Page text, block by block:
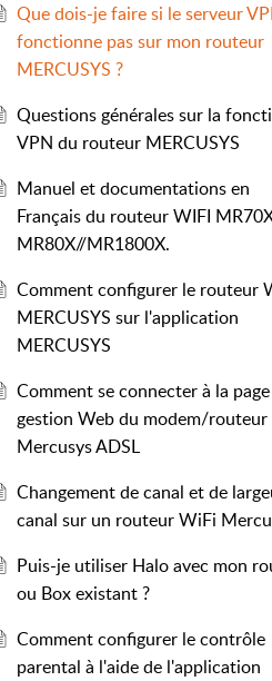
qui bloque la connexion
l'adresse IP WAN privée
à votre réseau domestique via
adresse IP CGNAT ou une
voir s'il peut vous fournir
configurer le DDNS sur le
sans corriger l'adresse IP
appareil client.
Que dois-je faire si le serveur
fonctionne pas sur mon routeur
MERCUSYS ?
Questions générales sur la
VPN du routeur MERCUSYS
Manuel et documentations en
Français du routeur WIFI
MR80X//MR1800X.
Comment configurer le routeur
MERCUSYS sur l'application
MERCUSYS
Comment se connecter à la
gestion Web du modem/routeur
Mercusys ADSL
Changement de canal et de
canal sur un routeur WiFi
Puis-je utiliser Halo avec mon
ou Box existant ?
Comment configurer le contrôle
parental à l'aide de l'application